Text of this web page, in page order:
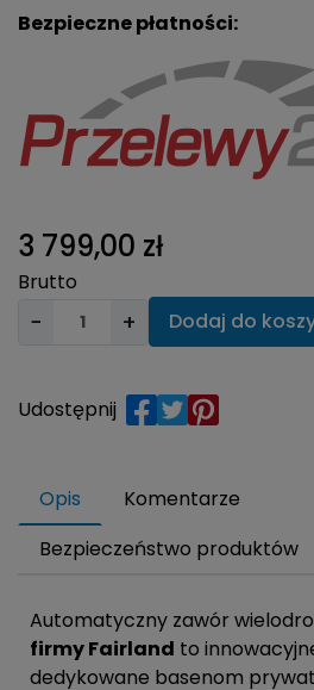
Bezpieczne płatności:
3 799,00 zł
Brutto
− + Dodaj do
Udostępnij
Opis
Komentarze
Bezpieczeństwo produktów
Automatyczny zawór
firmy Fairland to
dedykowane basenom